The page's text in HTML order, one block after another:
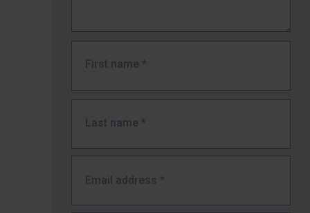
First name *
Last name *
Email address *